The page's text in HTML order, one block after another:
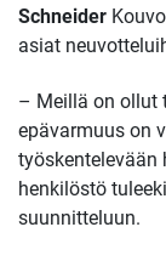
Schneider
asiat
– Meillä on ollut
epävarmuus on
työskentelevään
henkilöstö
suunnitteluun.